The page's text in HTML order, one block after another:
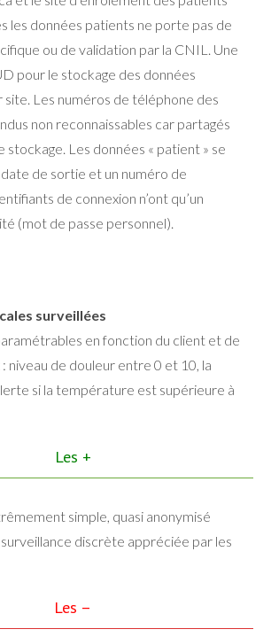
les données patients ne porte pas de
ou de validation par la CNIL. Une
pour le stockage des données
site. Les numéros de téléphone des
non reconnaissables car partagés
stockage. Les données « patient » se
de sortie et un numéro de
de connexion n’ont qu’un
(mot de passe personnel).
surveillées
en fonction du client et de
: niveau de douleur entre 0 et 10, la
si la température est supérieure à
Les +
simple, quasi anonymisé
discrète appréciée par les
Les –